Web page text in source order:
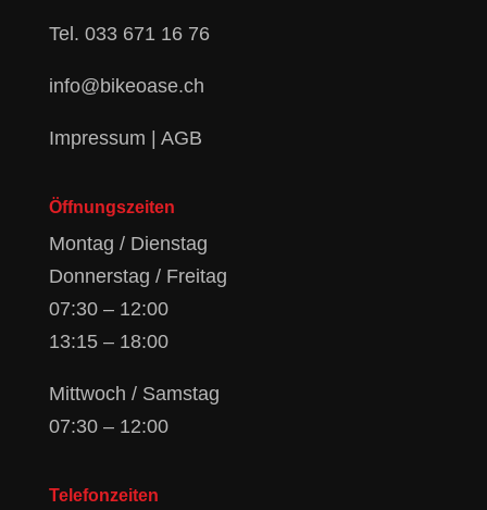
Tel. 033 671 16 76
info@bikeoase.ch
Impressum | AGB
Öffnungszeiten
Montag / Dienstag
Donnerstag / Freitag
07:30 – 12:00
13:15 – 18:00
Mittwoch / Samstag
07:30 – 12:00
Telefonzeiten